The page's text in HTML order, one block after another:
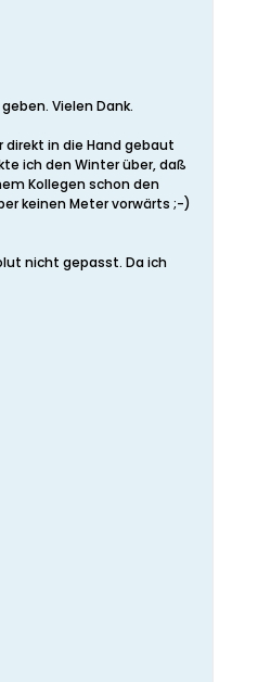
Vielen Dank.
in die Hand gebaut
ich den Winter über, daß
Kollegen schon den
keinen Meter vorwärts ;-)
nicht gepasst. Da ich